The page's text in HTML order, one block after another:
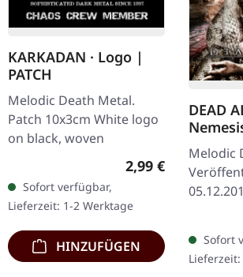
KARKADAN · Logo |
PATCH
Melodic Death Metal.
Patch 10x3cm White logo
on black, woven
Regulärer Preis:
2,99 €
Sofort verfügbar,
Lieferzeit: 1-2 Werktage
HINZUFÜGEN
DEAD
Melodic
Chaos
100
Mit…
Sofort